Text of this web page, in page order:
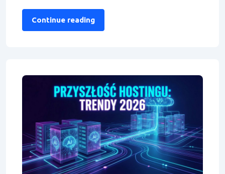
pełną kontrolę nad swoimi danymi i
Continue reading